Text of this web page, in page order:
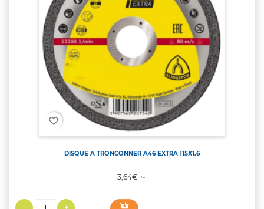
favorite_border
DISQUE A TRONCONNER A46 EXTRA 115X1.6
Prix
3,64€TTC